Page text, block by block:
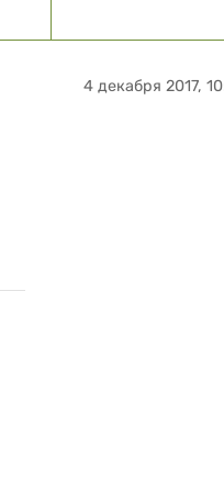
4 декабря 2017,